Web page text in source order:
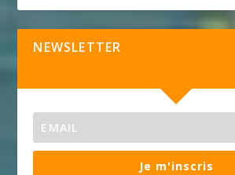
NEWSLETTER
Je m'inscris